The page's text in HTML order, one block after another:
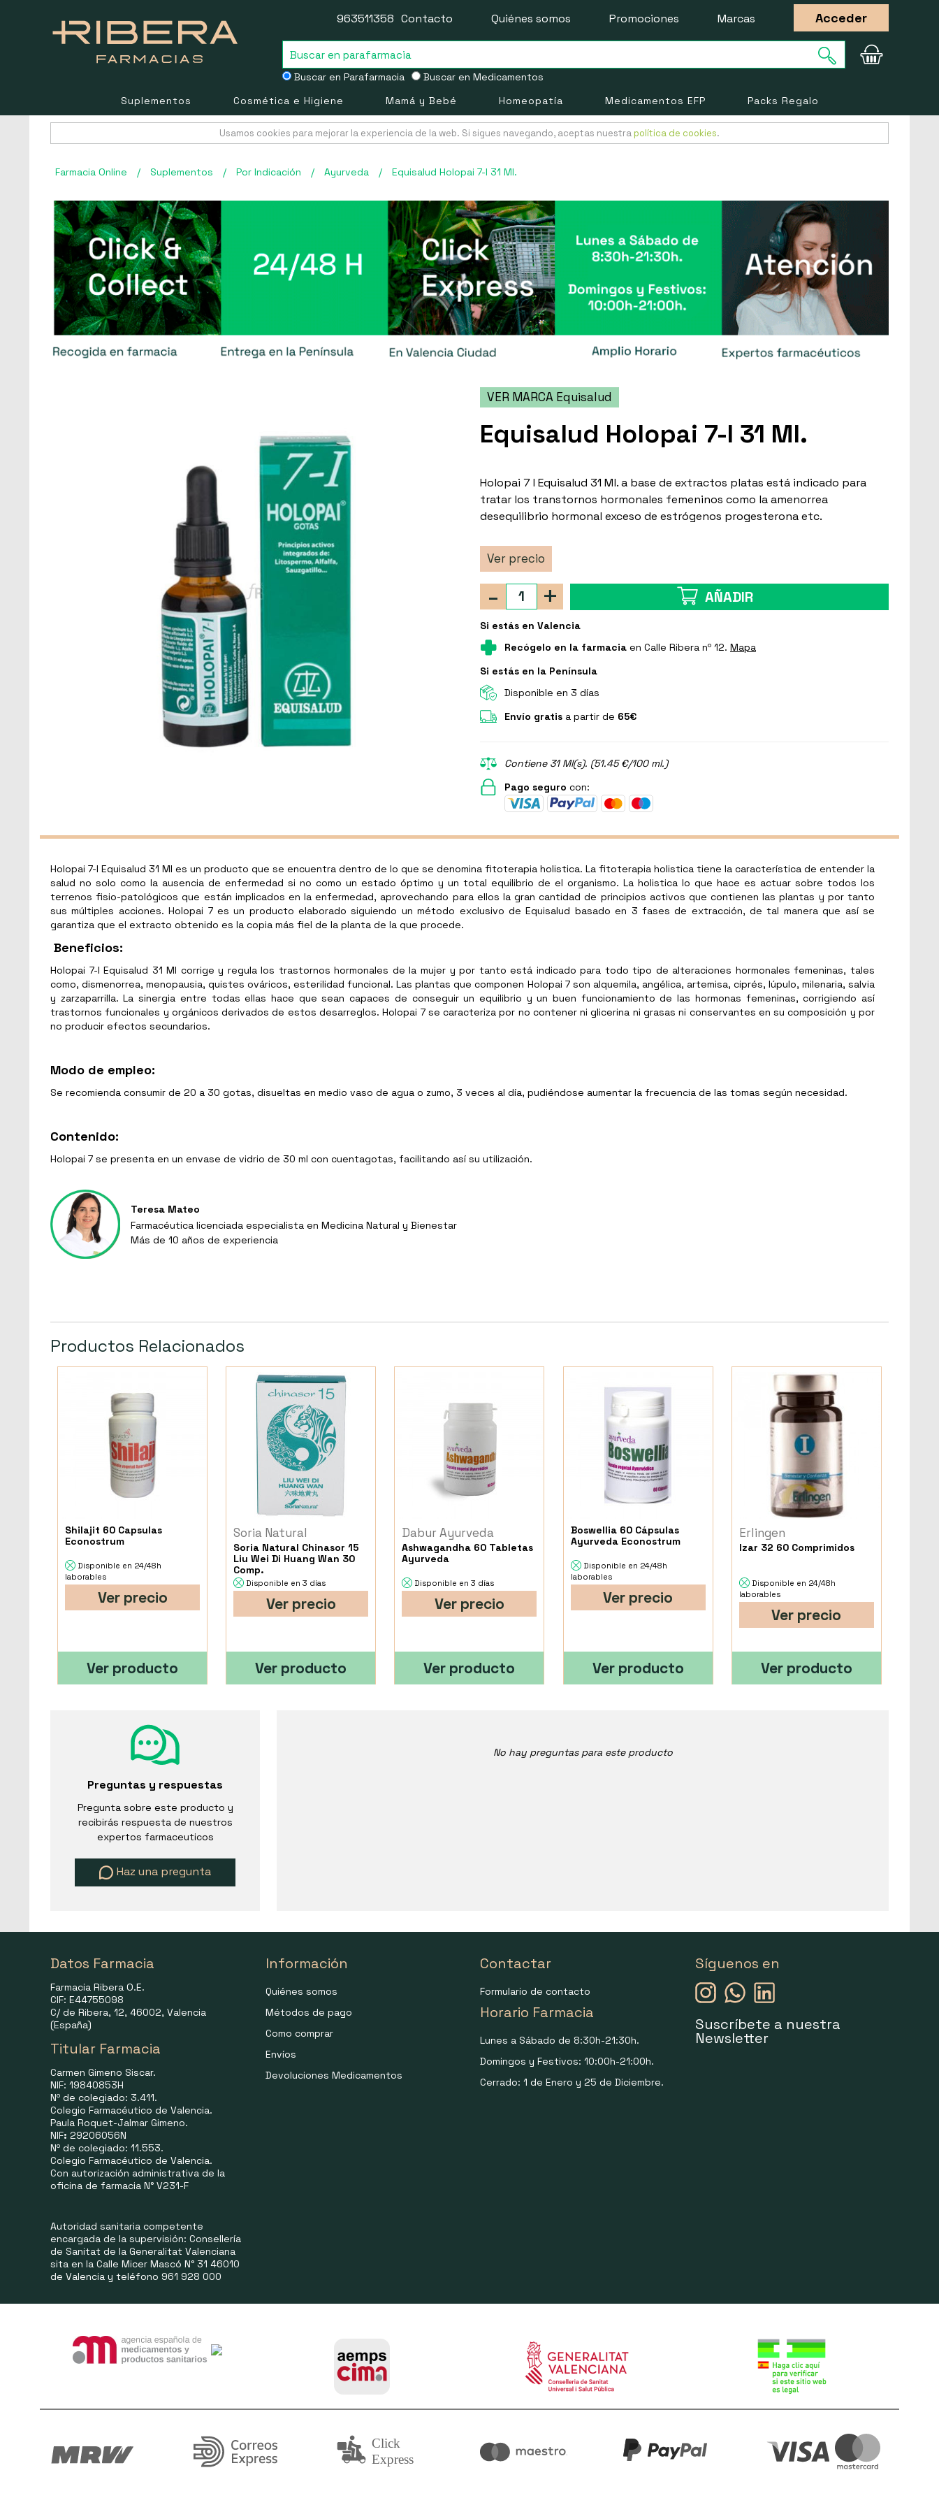
Buscar en Parafarmacia Buscar en Medicamentos
963511358 Contacto Quiénes somos Promociones Marcas Acceder
Suplementos Cosmética e Higiene Mamá y Bebé Homeopatía Medicamentos EFP Packs Regalo
Usamos cookies para mejorar la experiencia de la web. Si sigues navegando, aceptas nuestra política de cookies.
Farmacia Online / Suplementos / Por Indicación / Ayurveda / Equisalud Holopai 7-I 31 Ml.
VER MARCA Equisalud
Equisalud Holopai 7-I 31 Ml.
Holopai 7 I Equisalud 31 Ml. a base de extractos platas está indicado para
tratar los transtornos hormonales femeninos como la amenorrea
desequilibrio hormonal exceso de estrógenos progesterona etc.
Ver precio
+
- AÑADIR
Si estás en Valencia
Recógelo en la farmacia en Calle Ribera nº 12. Mapa
Si estás en la Península
Disponible en 3 días
Envío gratis a partir de 65€
Contiene 31 Ml(s). (51.45 €/100 ml.)
Pago seguro con:
Holopai 7-I Equisalud 31 Ml es un producto que se encuentra dentro de lo que se denomina fitoterapia holistica. La fitoterapia holistica tiene la característica de entender la
salud no solo como la ausencia de enfermedad si no como un estado óptimo y un total equilibrio de el organismo. La holistica lo que hace es actuar sobre todos los
terrenos fisio-patológicos que están implicados en la enfermedad, aprovechando para ellos la gran cantidad de principios activos que contienen las plantas y por tanto
sus múltiples acciones. Holopai 7 es un producto elaborado siguiendo un método exclusivo de Equisalud basado en 3 fases de extracción, de tal manera que así se
garantiza que el extracto obtenido es la copia más fiel de la planta de la que procede.
Beneficios:
Holopai 7-I Equisalud 31 Ml corrige y regula los trastornos hormonales de la mujer y por tanto está indicado para todo tipo de alteraciones hormonales femeninas, tales
como, dismenorrea, menopausia, quistes ováricos, esterilidad funcional. Las plantas que componen Holopai 7 son alquemila, angélica, artemisa, ciprés, lúpulo, milenaria, salvia
y zarzaparrilla. La sinergia entre todas ellas hace que sean capaces de conseguir un equilibrio y un buen funcionamiento de las hormonas femeninas, corrigiendo así
trastornos funcionales y orgánicos derivados de estos desarreglos. Holopai 7 se caracteriza por no contener ni glicerina ni grasas ni conservantes en su composición y por
no producir efectos secundarios.
Modo de empleo:
Se recomienda consumir de 20 a 30 gotas, disueltas en medio vaso de agua o zumo, 3 veces al día, pudiéndose aumentar la frecuencia de las tomas según necesidad.
Contenido:
Holopai 7 se presenta en un envase de vidrio de 30 ml con cuentagotas, facilitando así su utilización.
Teresa Mateo
Farmacéutica licenciada especialista en Medicina Natural y Bienestar
Más de 10 años de experiencia
Productos Relacionados
Shilajit 60 Capsulas
Econostrum
Disponible en 24/48h
laborables
Ver precio
Ver producto
Soria Natural
Soria Natural Chinasor 15
Liu Wei Di Huang Wan 30
Comp.
Disponible en 3 días
Ver precio
Ver producto
Dabur Ayurveda
Ashwagandha 60 Tabletas
Ayurveda
Disponible en 3 días
Ver precio
Ver producto
Boswellia 60 Cápsulas
Ayurveda Econostrum
Disponible en 24/48h
laborables
Ver precio
Ver producto
Erlingen
Izar 32 60 Comprimidos
Disponible en 24/48h
laborables
Ver precio
Ver producto
Preguntas y respuestas
Pregunta sobre este producto y
recibirás respuesta de nuestros
expertos farmaceuticos
Haz una pregunta
No hay preguntas para este producto
Datos Farmacia
Farmacia Ribera O.E.
CIF: E44755098
C/ de Ribera, 12, 46002, Valencia
(España)
Titular Farmacia
Carmen Gimeno Siscar.
NIF: 19840853H
Nº de colegiado: 3.411.
Colegio Farmacéutico de Valencia.
Paula Roquet-Jalmar Gimeno.
NIF: 29206056N
Nº de colegiado: 11.553.
Colegio Farmacéutico de Valencia.
Con autorización administrativa de la
oficina de farmacia N° V231-F
Autoridad sanitaria competente
encargada de la supervisión: Consellería
de Sanitat de la Generalitat Valenciana
sita en la Calle Micer Mascó N° 31 46010
de Valencia y teléfono 961 928 000
Información
Quiénes somos
Métodos de pago
Como comprar
Envíos
Devoluciones Medicamentos
Contactar
Formulario de contacto
Horario Farmacia
Lunes a Sábado de 8:30h-21:30h.
Domingos y Festivos: 10:00h-21:00h.
Cerrado: 1 de Enero y 25 de Diciembre.
Síguenos en
Suscríbete a nuestra
Newsletter